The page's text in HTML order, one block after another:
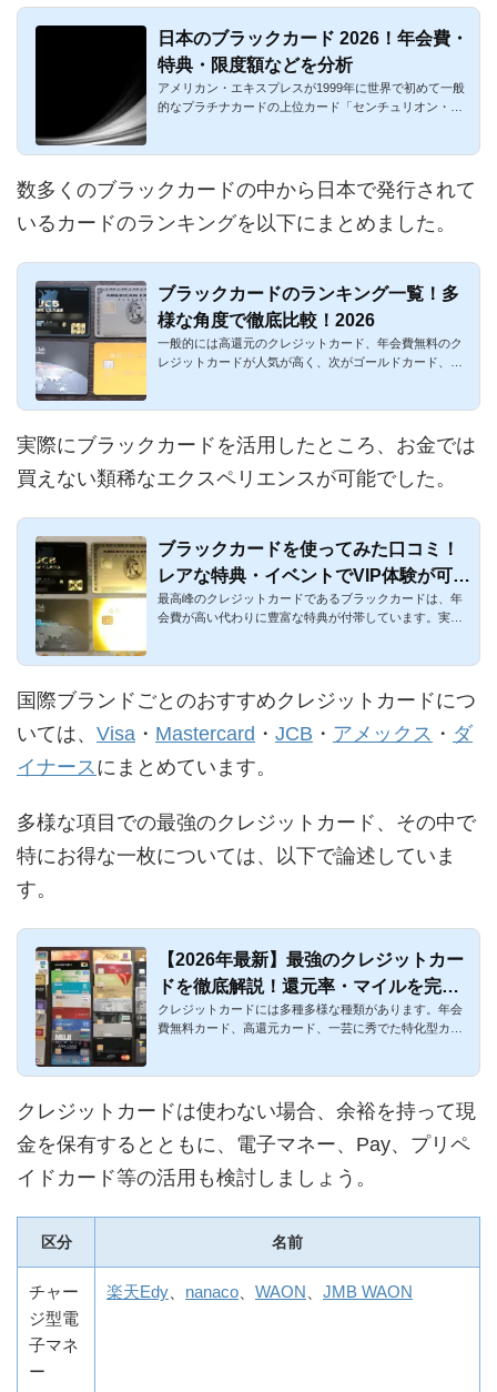
日本のブラックカード 2026！年会費・
特典・限度額などを分析
アメリカン・エキスプレスが1999年に世界で初めて一般
的なプラチナカードの上位カード「センチュリオン・カ
数多くのブラックカードの中から日本で発行されて
いるカードのランキングを以下にまとめました。
ブラックカードのランキング一覧！多
様な角度で徹底比較！2026
一般的には高還元のクレジットカード、年会費無料のク
レジットカードが人気が高く、次がゴールドカード、プ
実際にブラックカードを活用したところ、お金では
買えない類稀なエクスペリエンスが可能でした。
ブラックカードを使ってみた口コミ！
レアな特典・イベントでVIP体験が可
能！
最高峰のクレジットカードであるブラックカードは、年
会費が高い代わりに豊富な特典が付帯しています。実際
国際ブランドごとのおすすめクレジットカードにつ
いては、 Visa ・ Mastercard ・ JCB ・ アメックス ・ ダ
イナース にまとめています。
多様な項目での最強のクレジットカード、その中で
特にお得な一枚については、以下で論述していま
す。
【2026年最新】最強のクレジットカー
ドを徹底解説！還元率・マイルを完全
網羅！一枚を厳選
クレジットカードには多種多様な種類があります。年会
費無料カード、高還元カード、一芸に秀でた特化型カー
クレジットカードは使わない場合、余裕を持って現
金を保有するとともに、電子マネー、Pay、プリペ
イドカード等の活用も検討しましょう。
区分 名前
チャー
ジ型電
子マネ
ー
楽天Edy nanaco WAON JMB WAON